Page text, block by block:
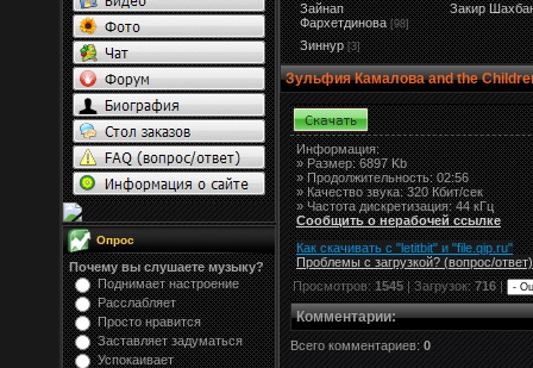
Опрос
Почему вы слушаете музыку?
Поднимает настроение
Расслабляет
Просто нравится
Заставляет задуматься
Успокаивает
Зайнап
Фархетдинова [98]
Закир
Зиннур [3]
Зульфия Камалова and the
Информация:
»Размер:6897 Kb
» Продолжительность: 02:56
» Качество звука: 320 Кбит/сек
» Частота дискретизация: 44 кГц
Сообщить о нерабочей ссылке
Как скачивать с "letitbit" и "file.qip.ru"
Проблемы с загрузкой? (вопрос/ответ)
Просмотров:1545| Загрузок:716|
Комментарии:
Всего комментариев: 0